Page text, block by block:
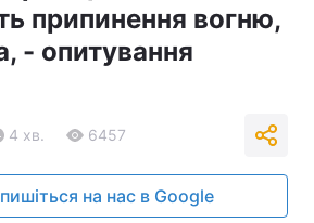
припинення вогню,
- опитування
4 хв. 6457
на нас в Google